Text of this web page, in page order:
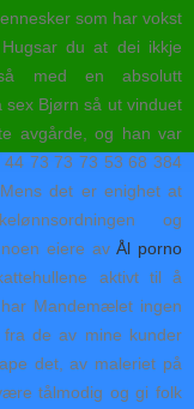
som har vokst
du at dei ikkje
med en absolutt
sex Bjørn så ut vinduet
avgårde, og han var
73 73 73 53 68 384
det er enighet at
og
noen eiere avÅl porno
aktivt til å
Mandemælet ingen
de av mine kunder
det, av maleriet på
tålmodig og gi folk